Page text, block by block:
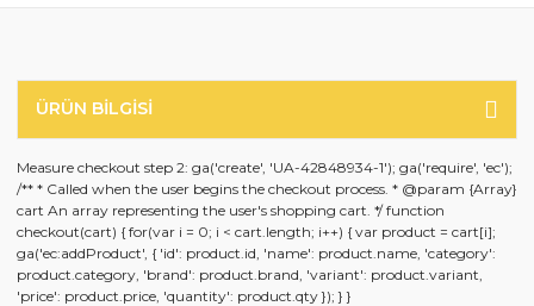
ÜRÜN BILGISI
Measure checkout step 2: ga('create', 'UA-42848934-1'); ga('require', 'ec');
/** * Called when the user begins the checkout process. * @param {Array}
cart An array representing the user's shopping cart. */ function
checkout(cart) { for(var i = 0; i < cart.length; i++) { var product = cart[i];
ga('ec:addProduct', { 'id': product.id, 'name': product.name, 'category':
product.category, 'brand': product.brand, 'variant': product.variant,
'price': product.price, 'quantity': product.qty }); } }